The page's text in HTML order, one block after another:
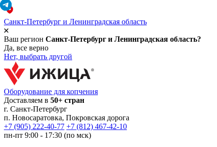
Санкт-Петербург и Ленинградская область
Ваш регион Санкт-Петербург и Ленинградская область?
Да, все верно
Нет, выбрать другой
Оборудование для копчения
Доставляем в 50+ стран
г. Санкт-Петербург
п. Новосаратовка, Покровская дорога
+7 (905) 222-40-77 +7 (812) 467-42-10
пн-пт 9:00 - 17:30 (по мск)